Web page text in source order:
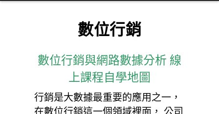
數位行銷
數位行銷與網路數據分析 線
上課程自學地圖
行銷是大數據最重要的應用之一，
在數位行銷這一個領域裡面， 公司